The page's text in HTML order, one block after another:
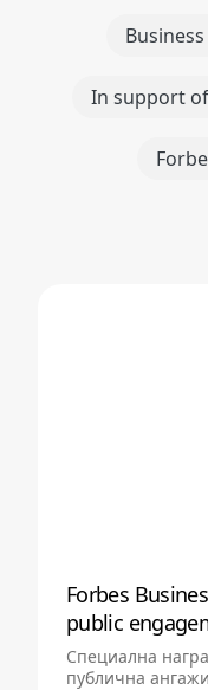
In support
Forbes Business
public
Специална
публична